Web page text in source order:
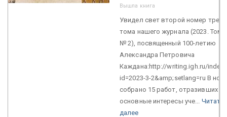
Вышла книга
Увидел свет второй номер
тома нашего журнала (2023. Том
№ 2), посвященный 100-летию
Александра Петровича
Каждана:http://writing.igh.ru/
id=2023-3-2&amp;setlang=ru В
собрано 15 работ, отразивших
основные интересы уче... Читать
далее